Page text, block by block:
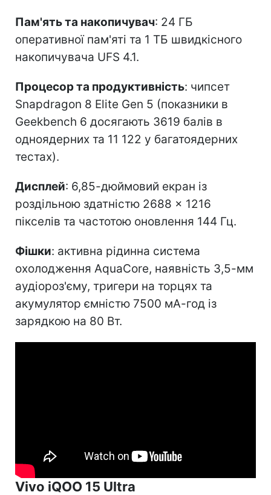
Пам'ять та накопичувач: 24 ГБ
оперативної пам'яті та 1 ТБ швидкісного
накопичувача UFS 4.1.
Процесор та продуктивність: чипсет
Snapdragon 8 Elite Gen 5 (показники в
Geekbench 6 досягають 3619 балів в
одноядерних та 11 122 у багатоядерних
тестах).
Дисплей: 6,85-дюймовий екран із
роздільною здатністю 2688 × 1216
пікселів та частотою оновлення 144 Гц.
Фішки: активна рідинна система
охолодження AquaCore, наявність 3,5-мм
аудіороз'єму, тригери на торцях та
акумулятор ємністю 7500 мА-год із
зарядкою на 80 Вт.
Vivo iQOO 15 Ultra